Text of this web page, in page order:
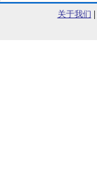
关于我们